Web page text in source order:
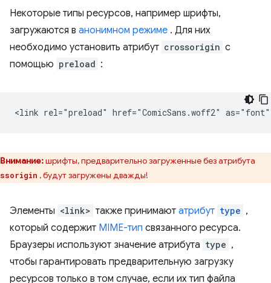
Некоторые типы ресурсов, например шрифты,
загружаются в анонимном режиме . Для них
необходимо установить атрибут crossorigin с
помощью preload :
Внимание:шрифты, предварительно загруженные без атрибута
, будут загружены дважды!
Элементы <link> также принимают атрибут type ,
который содержит MIME-тип связанного ресурса.
Браузеры используют значение атрибута type ,
чтобы гарантировать предварительную загрузку
ресурсов только в том случае, если их тип файла